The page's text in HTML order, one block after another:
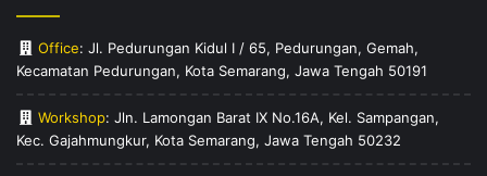
Office: Jl. Pedurungan Kidul I / 65, Pedurungan, Gemah,
Kecamatan Pedurungan, Kota Semarang, Jawa Tengah 50191
Workshop: Jln. Lamongan Barat IX No.16A, Kel. Sampangan,
Kec. Gajahmungkur, Kota Semarang, Jawa Tengah 50232